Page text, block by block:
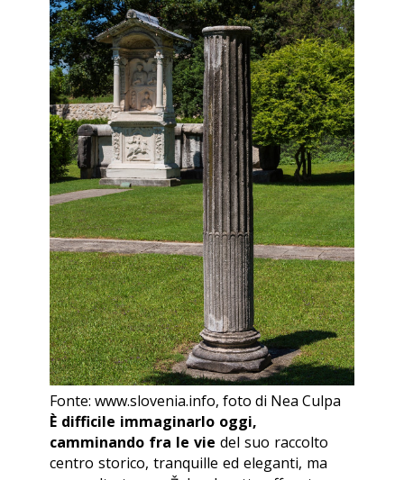
Fonte: www.slovenia.info, foto di Nea Culpa
È difficile immaginarlo oggi,
camminando fra le vie del suo raccolto
centro storico, tranquille ed eleganti, ma